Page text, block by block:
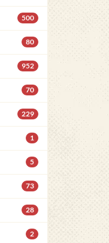
500
80
952
70
229
1
5
73
28
2